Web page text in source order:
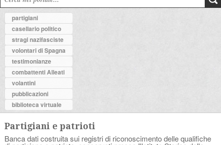
partigiani
casellario politico
stragi nazifasciste
volontari di Spagna
testimonianze
combattenti Alleati
volantini
pubblicazioni
biblioteca virtuale
Partigiani e patrioti
Banca dati costruita sui registri di riconoscimento delle qualifiche